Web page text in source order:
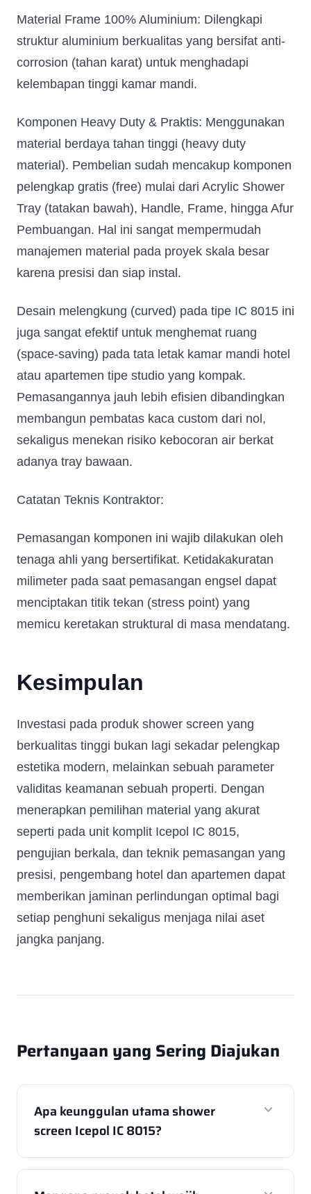
Catalogue from BDA
Full Name*
Whatsapp Number*
Email Address*
Submit
Material Frame 100% Aluminium: Dilengkapi
struktur aluminium berkualitas yang bersifat anti-
corrosion (tahan karat) untuk menghadapi
kelembapan tinggi kamar mandi.
Komponen Heavy Duty & Praktis: Menggunakan
material berdaya tahan tinggi (heavy duty
material). Pembelian sudah mencakup komponen
pelengkap gratis (free) mulai dari Acrylic Shower
Tray (tatakan bawah), Handle, Frame, hingga Afur
Pembuangan. Hal ini sangat mempermudah
manajemen material pada proyek skala besar
karena presisi dan siap instal.
Desain melengkung (curved) pada tipe IC 8015 ini
juga sangat efektif untuk menghemat ruang
(space-saving) pada tata letak kamar mandi hotel
atau apartemen tipe studio yang kompak.
Pemasangannya jauh lebih efisien dibandingkan
membangun pembatas kaca custom dari nol,
sekaligus menekan risiko kebocoran air berkat
adanya tray bawaan.
Catatan Teknis Kontraktor:
Pemasangan komponen ini wajib dilakukan oleh
tenaga ahli yang bersertifikat. Ketidakakuratan
milimeter pada saat pemasangan engsel dapat
menciptakan titik tekan (stress point) yang
memicu keretakan struktural di masa mendatang.
Kesimpulan
Investasi pada produk shower screen yang
berkualitas tinggi bukan lagi sekadar pelengkap
estetika modern, melainkan sebuah parameter
validitas keamanan sebuah properti. Dengan
menerapkan pemilihan material yang akurat
seperti pada unit komplit Icepol IC 8015,
pengujian berkala, dan teknik pemasangan yang
presisi, pengembang hotel dan apartemen dapat
memberikan jaminan perlindungan optimal bagi
setiap penghuni sekaligus menjaga nilai aset
jangka panjang.
Pertanyaan yang Sering Diajukan
Apa keunggulan utama shower
screen Icepol IC 8015?
expand_more